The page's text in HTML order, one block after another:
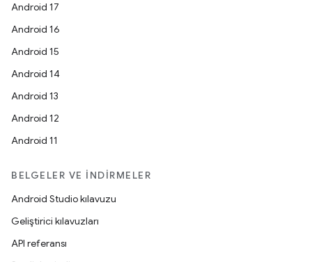
Android 17
Android 16
Android 15
Android 14
Android 13
Android 12
Android 11
BELGELER VE İNDIRMELER
Android Studio kılavuzu
Geliştirici kılavuzları
API referansı